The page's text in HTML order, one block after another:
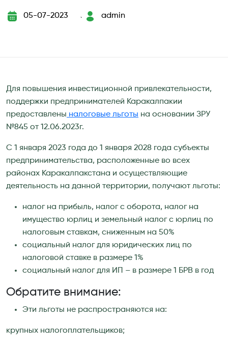
05-07-2023
`
admin
Для повышения инвестиционной привлекательности,
поддержки предпринимателей Каракалпакии
предоставлены налоговые льготы на основании ЗРУ
№845 от 12.06.2023г.
С 1 января 2023 года до 1 января 2028 года субъекты
предпринимательства, расположенные во всех
районах Каракалпакстана и осуществляющие
деятельность на данной территории, получают льготы:
налог на прибыль, налог с оборота, налог на
имущество юрлиц и земельный налог с юрлиц по
налоговым ставкам, сниженным на 50%
социальный налог для юридических лиц по
налоговой ставке в размере 1%
социальный налог для ИП – в размере 1 БРВ в год
Обратите внимание:
Эти льготы не распространяются на:
крупных налогоплательщиков;